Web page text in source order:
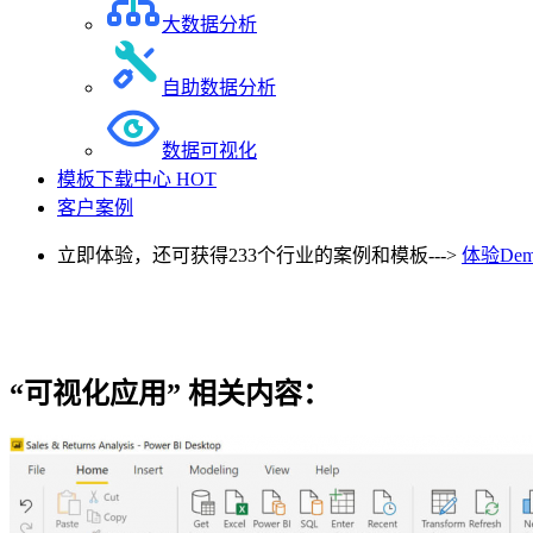
大数据分析
自助数据分析
数据可视化
模板下载中心 HOT
客户案例
立即体验，还可获得233个行业的案例和模板---> 体验
“可视化应用” 相关内容：